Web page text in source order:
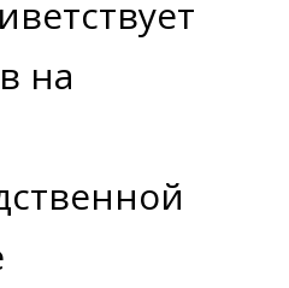
на